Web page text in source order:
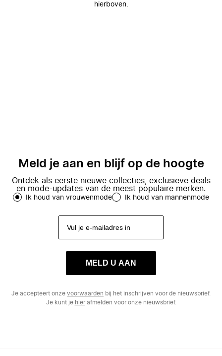
hierboven.
Meld je aan en blijf op de hoogte
Ontdek als eerste nieuwe collecties, exclusieve deals
en mode-updates van de meest populaire merken.
Ik houd van vrouwenmode Ik houd van mannenmode
MELD U AAN
Je accepteert onze voorwaarden bij het inschrijven voor de nieuwsbrief.
Je kunt je hierafmelden voor onze nieuwsbrief.